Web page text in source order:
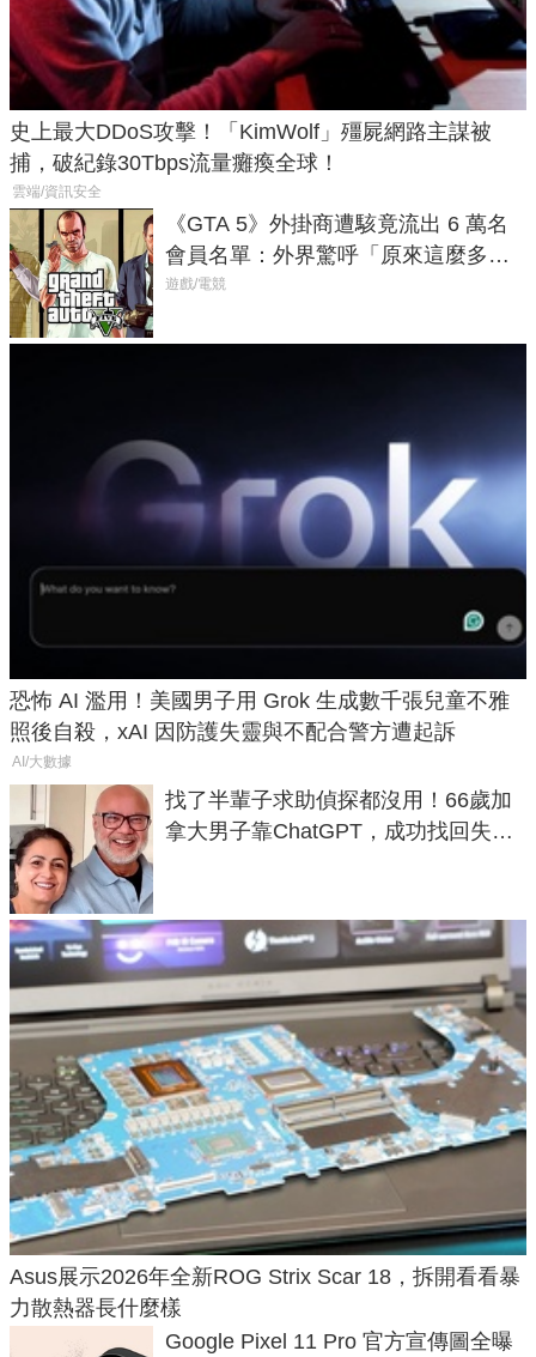
史上最大DDoS攻擊！「KimWolf」殭屍網路主謀被
捕，破紀錄30Tbps流量癱瘓全球！
雲端/資訊安全
《GTA 5》外掛商遭駭竟流出 6 萬名
會員名單：外界驚呼「原來這麼多人
在開掛！」
遊戲/電競
恐怖 AI 濫用！美國男子用 Grok 生成數千張兒童不雅
照後自殺，xAI 因防護失靈與不配合警方遭起訴
AI/大數據
找了半輩子求助偵探都沒用！66歲加
拿大男子靠ChatGPT，成功找回失散
Asus展示2026年全新ROG Strix Scar 18，拆開看看暴
力散熱器長什麼樣
Google Pixel 11 Pro 官方宣傳圖全曝